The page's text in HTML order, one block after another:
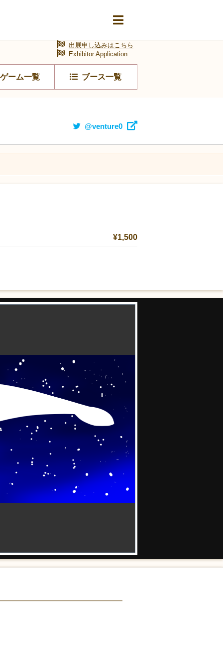
ゲーム一覧 ブース一覧
出展申し込みはこちら
Exhibitor Application
@venture0
¥1,500